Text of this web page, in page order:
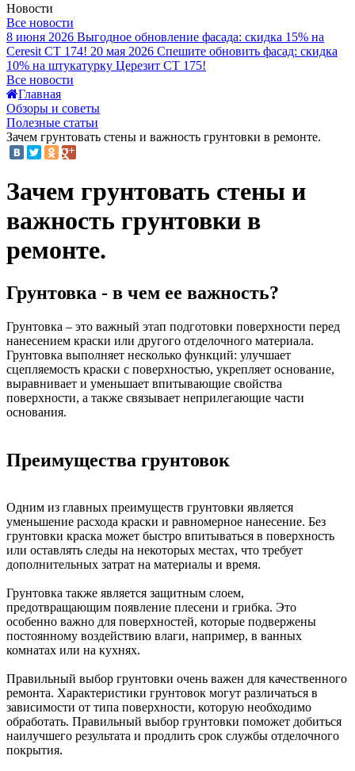
Новости
Все новости
8 июня 2026 Выгодное обновление фасада: скидка 15% на
Ceresit CT 174! 20 мая 2026 Спешите обновить фасад: скидка
10% на штукатурку Церезит CT 175!
Все новости
Главная
Обзоры и советы
Полезные статьи
Зачем грунтовать стены и важность грунтовки в ремонте.
Зачем грунтовать стены и
важность грунтовки в
ремонте.
Грунтовка - в чем ее важность?
Грунтовка – это важный этап подготовки поверхности перед
нанесением краски или другого отделочного материала.
Грунтовка выполняет несколько функций: улучшает
сцепляемость краски с поверхностью, укрепляет основание,
выравнивает и уменьшает впитывающие свойства
поверхности, а также связывает неприлегающие части
основания.
Преимущества грунтовок
Одним из главных преимуществ грунтовки является
уменьшение расхода краски и равномерное нанесение. Без
грунтовки краска может быстро впитываться в поверхность
или оставлять следы на некоторых местах, что требует
дополнительных затрат на материалы и время.
Грунтовка также является защитным слоем,
предотвращающим появление плесени и грибка. Это
особенно важно для поверхностей, которые подвержены
постоянному воздействию влаги, например, в ванных
комнатах или на кухнях.
Правильный выбор грунтовки очень важен для качественного
ремонта. Характеристики грунтовок могут различаться в
зависимости от типа поверхности, которую необходимо
обработать. Правильный выбор грунтовки поможет добиться
наилучшего результата и продлить срок службы отделочного
покрытия.